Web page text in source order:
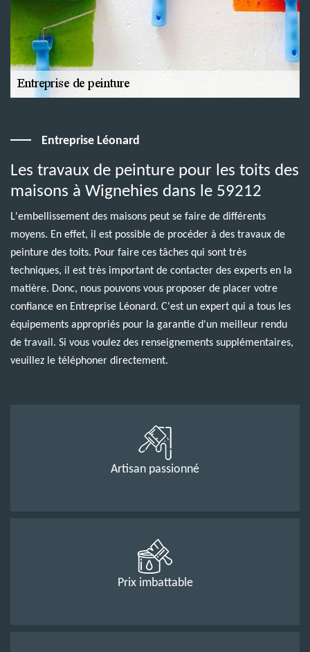
Entreprise Léonard
Les travaux de peinture pour les toits des
maisons à Wignehies dans le 59212
L'embellissement des maisons peut se faire de différents
moyens. En effet, il est possible de procéder à des travaux de
peinture des toits. Pour faire ces tâches qui sont très
techniques, il est très important de contacter des experts en la
matière. Donc, nous pouvons vous proposer de placer votre
confiance en Entreprise Léonard. C'est un expert qui a tous les
équipements appropriés pour la garantie d'un meilleur rendu
de travail. Si vous voulez des renseignements supplémentaires,
veuillez le téléphoner directement.
Artisan passionné
Prix imbattable